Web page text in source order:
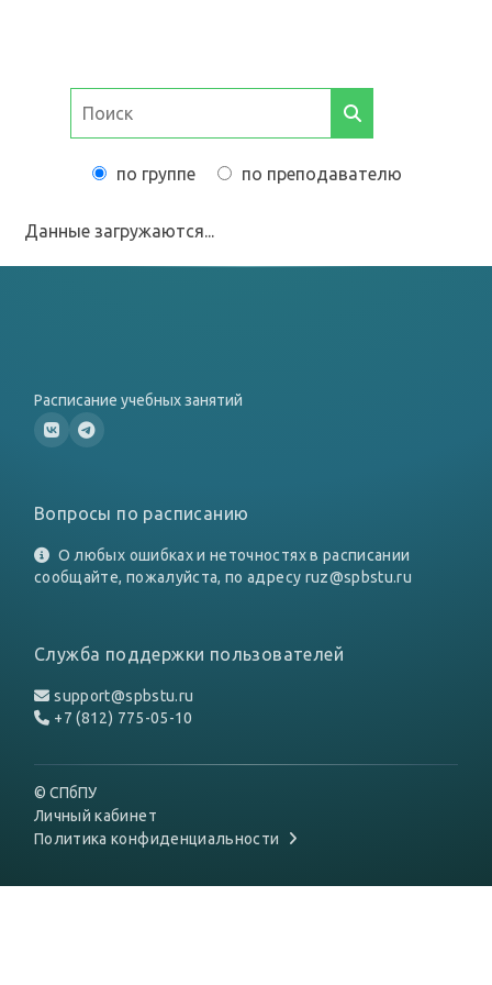
по группе по преподавателю
Данные загружаются...
Расписание учебных занятий
Вопросы по расписанию
О любых ошибках и неточностях в расписании
сообщайте, пожалуйста, по адресу ruz@spbstu.ru
Служба поддержки пользователей
support@spbstu.ru
+7 (812) 775-05-10
© СПбПУ
Личный кабинет
Политика конфиденциальности